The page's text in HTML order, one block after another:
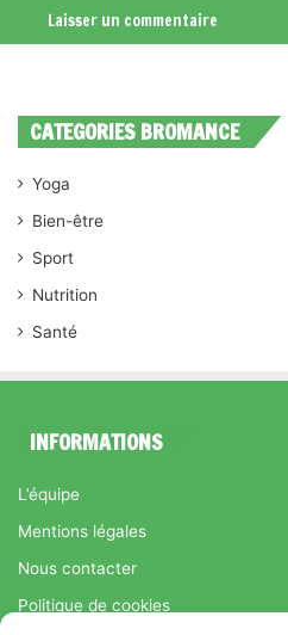
CATEGORIES BROMANCE
Yoga
Bien-être
Sport
Nutrition
Santé
INFORMATIONS
L’équipe
Mentions légales
Nous contacter
Politique de cookies